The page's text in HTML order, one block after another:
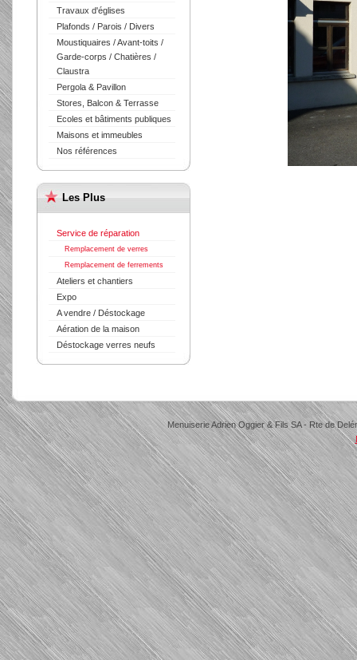
Travaux d'églises
Plafonds / Parois / Divers
Moustiquaires / Avant-toits /
Garde-corps / Chatières /
Claustra
Pergola & Pavillon
Stores, Balcon & Terrasse
Ecoles et bâtiments publiques
Maisons et immeubles
Nos références
Les Plus
Service de réparation
Remplacement de verres
Remplacement de ferrements
Ateliers et chantiers
Expo
A vendre / Déstockage
Aération de la maison
Déstockage verres neufs
Menuiserie Adrien Oggier & Fils SA - Rte de